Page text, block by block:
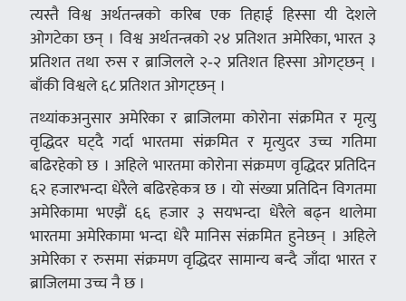
त्यस्तै विश्व अर्थतन्त्रको करिब एक तिहाई हिस्सा यी देशले
ओगटेका छन् । विश्व अर्थतन्त्रको २४ प्रतिशत अमेरिका, भारत ३
प्रतिशत तथा रुस र ब्राजिलले २‑२ प्रतिशत हिस्सा ओगट्छन् ।
बाँकी विश्वले ६८ प्रतिशत ओगट्छन् ।
तथ्यांकअनुसार अमेरिका र ब्राजिलमा कोरोना संक्रमित र मृत्यु
वृद्धिदर घट्दै गर्दा भारतमा संक्रमित र मृत्युदर उच्च गतिमा
बढिरहेको छ । अहिले भारतमा कोरोना संक्रमण वृद्धिदर प्रतिदिन
६२ हजारभन्दा धेरैले बढिरहेकत्र छ । यो संख्या प्रतिदिन विगतमा
अमेरिकामा भएझैं ६६ हजार ३ सयभन्दा धेरैले बढ्न थालेमा
भारतमा अमेरिकामा भन्दा धेरै मानिस संक्रमित हुनेछन् । अहिले
अमेरिका र रुसमा संक्रमण वृद्धिदर सामान्य बन्दै जाँदा भारत र
ब्राजिलमा उच्च नै छ ।